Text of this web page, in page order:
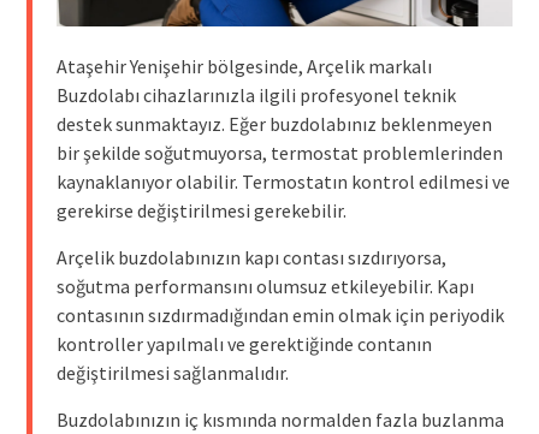
Ataşehir Yenişehir bölgesinde, Arçelik markalı
Buzdolabı cihazlarınızla ilgili profesyonel teknik
destek sunmaktayız. Eğer buzdolabınız beklenmeyen
bir şekilde soğutmuyorsa, termostat problemlerinden
kaynaklanıyor olabilir. Termostatın kontrol edilmesi ve
gerekirse değiştirilmesi gerekebilir.
Arçelik buzdolabınızın kapı contası sızdırıyorsa,
soğutma performansını olumsuz etkileyebilir. Kapı
contasının sızdırmadığından emin olmak için periyodik
kontroller yapılmalı ve gerektiğinde contanın
değiştirilmesi sağlanmalıdır.
Buzdolabınızın iç kısmında normalden fazla buzlanma